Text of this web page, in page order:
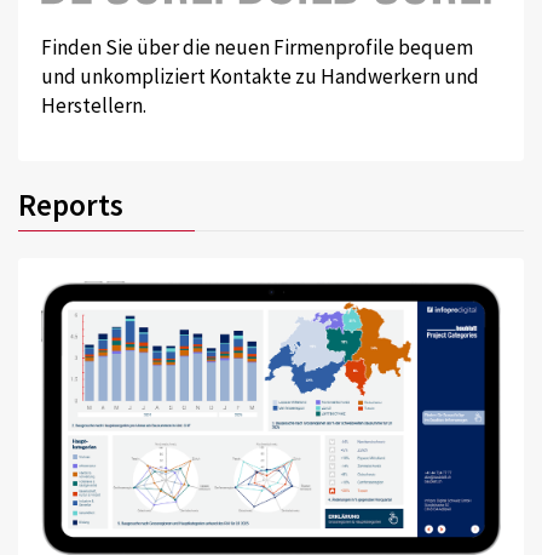
Finden Sie über die neuen Firmenprofile bequem
und unkompliziert Kontakte zu Handwerkern und
Herstellern.
Reports